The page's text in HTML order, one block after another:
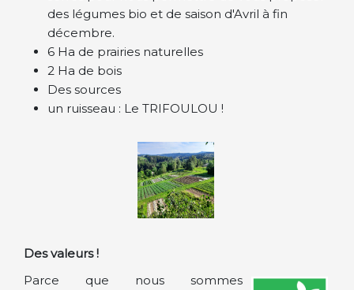
des légumes bio et de saison d'Avril à fin
décembre.
6 Ha de prairies naturelles
2 Ha de bois
Des sources
un ruisseau : Le TRIFOULOU !
Des valeurs !
Parce que nous sommes